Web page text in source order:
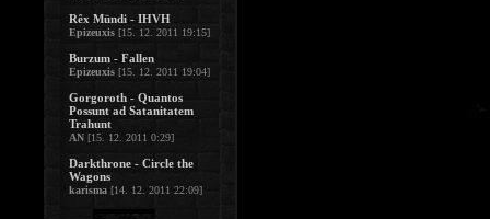
Rêx Mündi - IHVH
Epizeuxis [15. 12. 2011 19:15]
Burzum - Fallen
Epizeuxis [15. 12. 2011 19:04]
Gorgoroth - Quantos
Possunt ad Satanitatem
Trahunt
AN [15. 12. 2011 0:29]
Darkthrone - Circle the
Wagons
karisma [14. 12. 2011 22:09]